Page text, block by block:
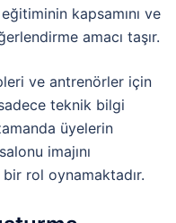
kapsamını ve
amacı taşır.
ve antrenörler için
teknik bilgi
üyelerin
imajını
rol oynamaktadır.